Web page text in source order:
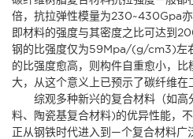
倍，抗拉弹性模量为230~430Gpa
即材料的强度与其密度之比可达
钢的比强度仅为59Mpa/(g/cm3)左
的比强度愈高，则构件自重愈小，
大，从这个意义上已预示了碳纤维在
综观多种新兴的复合材料（如高
料、陶瓷基复合材料)的优异性能，
正从钢铁时代进入到—个复合材料广